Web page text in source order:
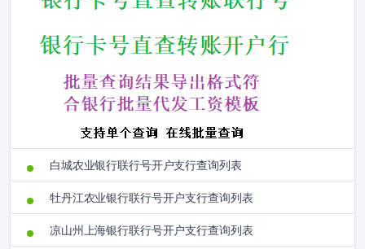
白城农业银行联行号开户支行查询列表
牡丹江农业银行联行号开户支行查询列表
凉山州上海银行联行号开户支行查询列表